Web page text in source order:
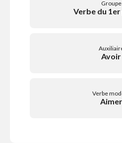
Groupe
Verbe du
Avoir
Verbe
Aimer